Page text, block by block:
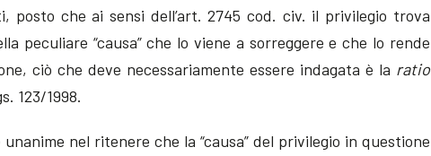
posto che ai sensi dell’art. 2745 cod. civ. il privilegio trova
peculiare “causa” che lo viene a sorreggere e che lo rende
ciò che deve necessariamente essere indagata è la ratio
123/1998.
nel ritenere che la “causa” del privilegio in questione